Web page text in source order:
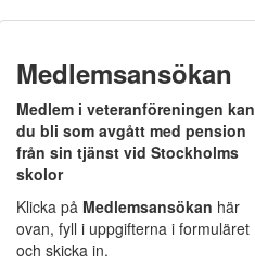
Medlemsansökan
Medlem i veteranföreningen kan
du bli som avgått med pension
från sin tjänst vid Stockholms
skolor
Klicka på Medlemsansökan här
ovan, fyll i uppgifterna i formuläret
och skicka in.